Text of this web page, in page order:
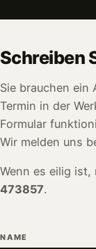
Schreiben
Sie brauchen ein
Termin in der
Formular
Wir melden uns
Wenn es eilig ist,
473857.
NAME